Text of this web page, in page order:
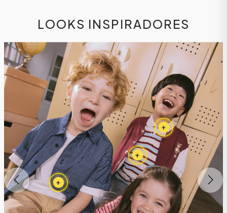
LOOKS INSPIRADORES